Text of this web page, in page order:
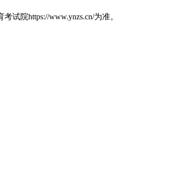
院https://www.ynzs.cn/为准。